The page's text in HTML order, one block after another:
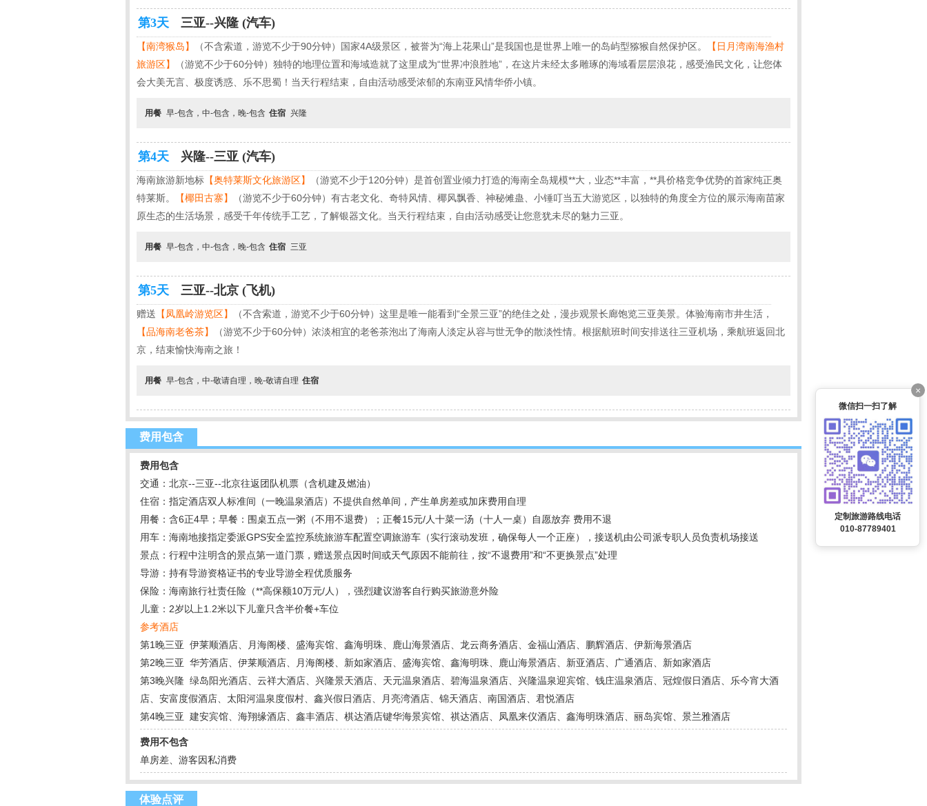
第3天 三亚--兴隆 (汽车)
【南湾猴岛】 （不含索道，游览不少于90分钟）国家4A级景区，被誉为“海上花果山”是我国也是世界上唯一的岛屿型猕猴自然保护区。
【日月湾南海渔村
旅游区】
（游览不少于60分钟）独特的地理位置和海域造就了这里成为“世界冲浪胜地”，在这片未经太多雕琢的海域看层层浪花，感受渔民文化，让您体
会大美无言、极度诱惑、乐不思蜀！当天行程结束，自由活动感受浓郁的东南亚风情华侨小镇。
用餐 早-包含，中-包含，晚-包含 住宿 兴隆
第4天 兴隆--三亚 (汽车)
海南旅游新地标 【奥特莱斯文化旅游区】
（游览不少于120分钟）是首创置业倾力打造的海南全岛规模**大，业态**丰富，**具价格竞争优势的首家纯正奥
特莱斯。
【椰田古寨】
（游览不少于60分钟）有古老文化、奇特风情、椰风飘香、神秘傩蛊、小锤叮当五大游览区，以独特的角度全方位的展示海南苗家
原生态的生活场景，感受千年传统手工艺，了解银器文化。当天行程结束，自由活动感受让您意犹未尽的魅力三亚。
用餐 早-包含，中-包含，晚-包含 住宿 三亚
第5天 三亚--北京 (飞机)
赠送 【凤凰岭游览区】
（不含索道，游览不少于60分钟）这里是唯一能看到“全景三亚”的绝佳之处，漫步观景长廊饱览三亚美景。体验海南市井生活，
【品海南老爸茶】
（游览不少于60分钟）浓淡相宜的老爸茶泡出了海南人淡定从容与世无争的散淡性情。根据航班时间安排送往三亚机场，乘航班返回北
京，结束愉快海南之旅！
用餐 早-包含，中-敬请自理，晚-敬请自理 住宿
费用包含
费用包含
交通：北京--三亚--北京往返团队机票（含机建及燃油）
住宿：指定酒店双人标准间（一晚温泉酒店）不提供自然单间，产生单房差或加床费用自理
用餐：含6正4早；早餐：围桌五点一粥（不用不退费）；正餐15元/人十菜一汤（十人一桌）自愿放弃 费用不退
用车：海南地接指定委派GPS安全监控系统旅游车配置空调旅游车（实行滚动发班，确保每人一个正座），接送机由公司派专职人员负责机场接送
景点：行程中注明含的景点第一道门票，赠送景点因时间或天气原因不能前往，按“不退费用”和“不更换景点”处理
导游：持有导游资格证书的专业导游全程优质服务
保险：海南旅行社责任险（**高保额10万元/人），强烈建议游客自行购买旅游意外险
儿童：2岁以上1.2米以下儿童只含半价餐+车位
参考酒店
第1晚三亚 伊莱顺酒店、月海阁楼、盛海宾馆、鑫海明珠、鹿山海景酒店、龙云商务酒店、金福山酒店、鹏辉酒店、伊新海景酒店
第2晚三亚 华芳酒店、伊莱顺酒店、月海阁楼、新如家酒店、盛海宾馆、鑫海明珠、鹿山海景酒店、新亚酒店、广通酒店、新如家酒店
第3晚兴隆 绿岛阳光酒店、云祥大酒店、兴隆景天酒店、天元温泉酒店、碧海温泉酒店、兴隆温泉迎宾馆、钱庄温泉酒店、冠煌假日酒店、乐今宵大酒
店、安富度假酒店、太阳河温泉度假村、鑫兴假日酒店、月亮湾酒店、锦天酒店、南国酒店、君悦酒店
第4晚三亚 建安宾馆、海翔缘酒店、鑫丰酒店、棋达酒店键华海景宾馆、祺达酒店、凤凰来仪酒店、鑫海明珠酒店、丽岛宾馆、景兰雅酒店
费用不包含
单房差、游客因私消费
体验点评
×
微信扫一扫了解
定制旅游路线电话
010-87789401